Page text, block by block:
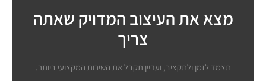
מצא את העיצוב המדויק שאתה
צריך
תצמד לזמן ולתקציב, ועדיין תקבל את השירות המקצועי ביותר.